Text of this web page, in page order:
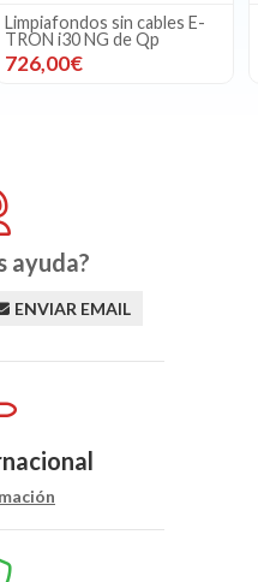
Limpiafondos sin cables OP-
Li 2100 PIXEL Zodiac de gre
497,28€
ayuda?
ENVIAR EMAIL